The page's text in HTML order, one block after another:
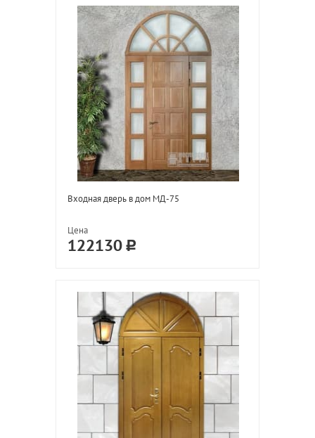
Входная дверь в дом МД-75
Цена
122130